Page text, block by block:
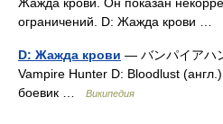
ограничений. D: Жажда крови …
D: Жажда крови — バンパイアハ
Vampire Hunter D: Bloodlust
боевик …
Википедия